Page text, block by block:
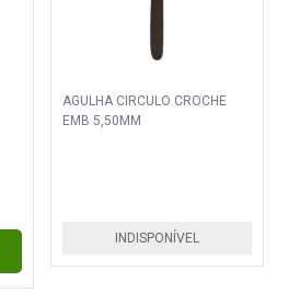
AGULHA CIRCULO CROCHE
EMB 5,50MM
INDISPONÍVEL